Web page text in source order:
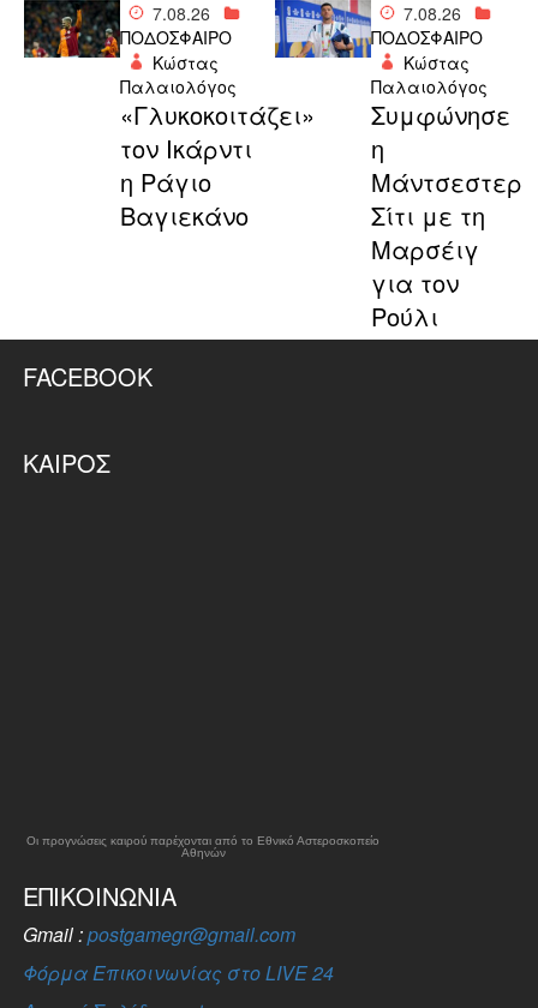
7.08.26
ΠΟΔΟΣΦΑΙΡΟ
Κώστας
Παλαιολόγος
«Γλυκοκοιτάζει»
τον Ικάρντι
η Ράγιο
Βαγιεκάνο
7.08.26
ΠΟΔΟΣΦΑΙΡΟ
Κώστας
Παλαιολόγος
Συμφώνησε
η
Μάντσεστερ
Σίτι με τη
Μαρσέιγ
για τον
Ρούλι
FACEBOOK
ΚΑΙΡΌΣ
Οι προγνώσεις καιρού παρέχονται από το Εθνικό Αστεροσκοπείο
Αθηνών
ΕΠΙΚΟΙΝΩΝΊΑ
Gmail :postgamegr@gmail.com
Φόρμα Επικοινωνίας στο LIVE 24